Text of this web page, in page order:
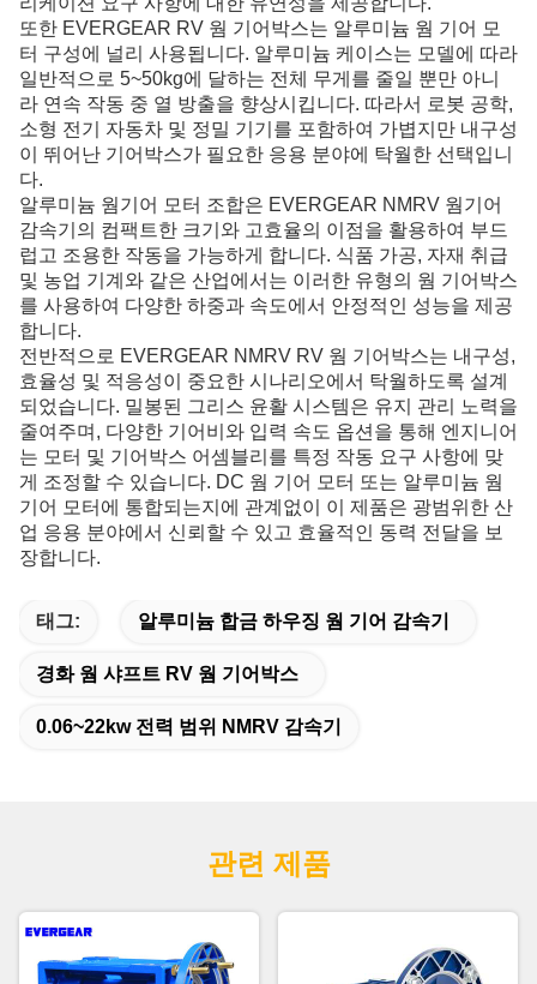
또한 EVERGEAR RV 웜 기어박스는 알루미늄 웜 기어 모
터 구성에 널리 사용됩니다. 알루미늄 케이스는 모델에 따라
일반적으로 5~50kg에 달하는 전체 무게를 줄일 뿐만 아니
라 연속 작동 중 열 방출을 향상시킵니다. 따라서 로봇 공학,
소형 전기 자동차 및 정밀 기기를 포함하여 가볍지만 내구성
이 뛰어난 기어박스가 필요한 응용 분야에 탁월한 선택입니
다.
알루미늄 웜기어 모터 조합은 EVERGEAR NMRV 웜기어
감속기의 컴팩트한 크기와 고효율의 이점을 활용하여 부드
럽고 조용한 작동을 가능하게 합니다. 식품 가공, 자재 취급
및 농업 기계와 같은 산업에서는 이러한 유형의 웜 기어박스
를 사용하여 다양한 하중과 속도에서 안정적인 성능을 제공
합니다.
전반적으로 EVERGEAR NMRV RV 웜 기어박스는 내구성,
효율성 및 적응성이 중요한 시나리오에서 탁월하도록 설계
되었습니다. 밀봉된 그리스 윤활 시스템은 유지 관리 노력을
줄여주며, 다양한 기어비와 입력 속도 옵션을 통해 엔지니어
는 모터 및 기어박스 어셈블리를 특정 작동 요구 사항에 맞
게 조정할 수 있습니다. DC 웜 기어 모터 또는 알루미늄 웜
기어 모터에 통합되는지에 관계없이 이 제품은 광범위한 산
업 응용 분야에서 신뢰할 수 있고 효율적인 동력 전달을 보
장합니다.
태그: 알루미늄 합금 하우징 웜 기어 감속기
경화 웜 샤프트 RV 웜 기어박스
0.06~22kw 전력 범위 NMRV 감속기
관련 제품